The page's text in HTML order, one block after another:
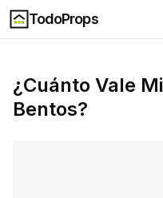
TodoProps
¿Cuánto Vale Mi
Bentos?